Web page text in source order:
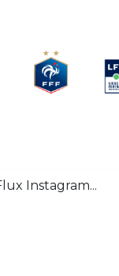
Instagram...